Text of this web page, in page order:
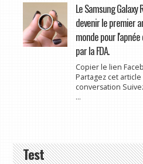
Le Samsung
devenir le premier
monde pour
par la FDA.
Copier le lien
Partagez cet
conversation
...
Test